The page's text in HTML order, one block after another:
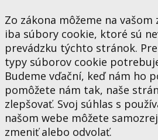
Zo zákona môžeme na
iba súbory cookie, ktoré sú
prevádzku týchto stránok.
typy súborov cookie
Budeme vďační, keď nám ho
pomôžete nám tak, naše
zlepšovať. Svoj súhlas s
našom webe môžete
zmeniť alebo odvolať.